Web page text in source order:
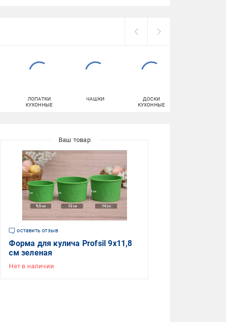
ЛОПАТКИ
КУХОННЫЕ
ЧАШКИ
ДОСКИ
КУХОННЫЕ
оставить отзыв
Форма для кулича Profsil 9х11,8
см зеленая
Нет в наличии